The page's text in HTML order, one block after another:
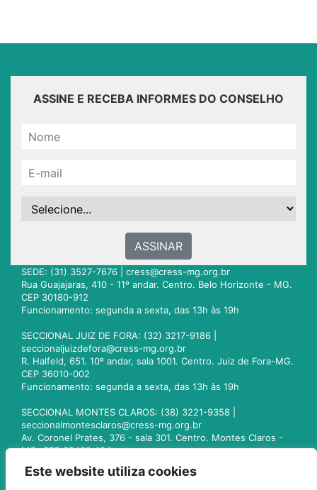
Este website utiliza cookies
ASSINE E RECEBA INFORMES DO CONSELHO
ASSINAR
SEDE: (31) 3527-7676 | cress@cress-mg.org.br
Rua Guajajaras, 410 - 11º andar. Centro. Belo Horizonte - MG.
CEP 30180-912
Funcionamento: segunda a sexta, das 13h às 19h
SECCIONAL JUIZ DE FORA: (32) 3217-9186 |
seccionaljuizdefora@cress-mg.org.br
R. Halfeld, 651. 10º andar, sala 1001. Centro. Juiz de Fora-MG.
CEP 36010-002
Funcionamento: segunda a sexta, das 13h às 19h
SECCIONAL MONTES CLAROS: (38) 3221-9358 |
seccionalmontesclaros@cress-mg.org.br
Av. Coronel Prates, 376 - sala 301. Centro. Montes Claros -
MG. CEP 39400-104